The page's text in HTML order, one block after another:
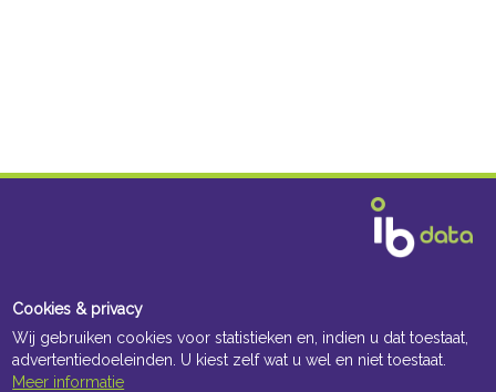
Cookies & privacy
Wij gebruiken cookies voor statistieken en, indien u dat toestaat,
advertentiedoeleinden. U kiest zelf wat u wel en niet toestaat.
Meer informatie